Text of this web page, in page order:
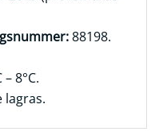
88198.
– 8°C.
lagras.